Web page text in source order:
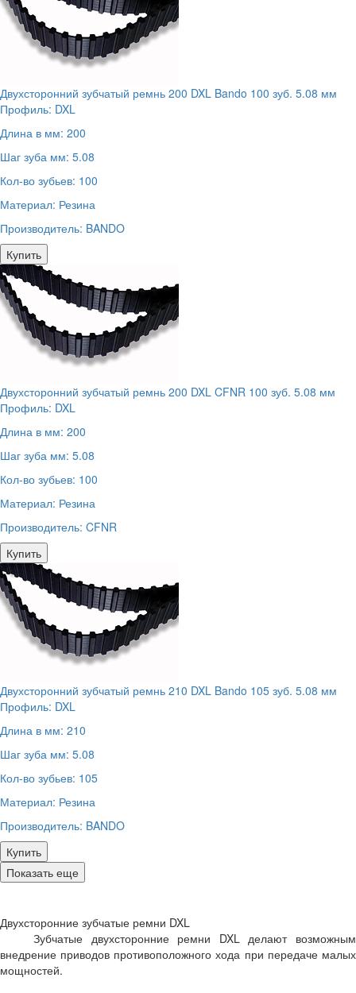
Двухсторонний зубчатый ремнь 200 DXL Bando 100 зуб. 5.08 мм
Профиль: DXL
Длина в мм: 200
Шаг зуба мм: 5.08
Кол-во зубьев: 100
Материал: Резина
Производитель: BANDO
Купить
Двухсторонний зубчатый ремнь 200 DXL CFNR 100 зуб. 5.08 мм
Профиль: DXL
Длина в мм: 200
Шаг зуба мм: 5.08
Кол-во зубьев: 100
Материал: Резина
Производитель: CFNR
Купить
Двухсторонний зубчатый ремнь 210 DXL Bando 105 зуб. 5.08 мм
Профиль: DXL
Длина в мм: 210
Шаг зуба мм: 5.08
Кол-во зубьев: 105
Материал: Резина
Производитель: BANDO
Купить
Показать еще
Двухсторонние зубчатые ремни DXL
Зубчатые двухсторонние ремни DXL делают возможным
внедрение приводов противоположного хода при передаче малых
мощностей.